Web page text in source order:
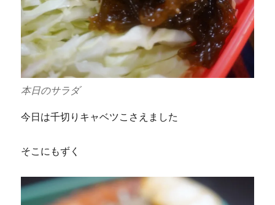
本日のサラダ
今日は千切りキャベツこさえました
そこにもずく